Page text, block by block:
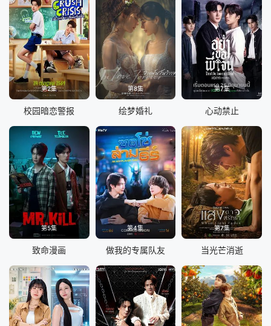
第2集
校园暗恋警报
第8集
绘梦婚礼
第7集
心动禁止
第5集
致命漫画
第4集
做我的专属队友
第7集
当光芒消逝